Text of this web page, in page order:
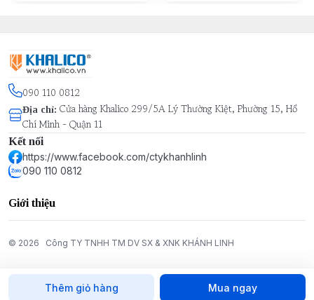
Thêm giỏ hàng Mua ngay
090 110 0812
Địa chỉ: Cửa hàng Khalico 299/5A Lý Thường Kiệt, Phường 15, Hồ
Chí Minh - Quận 11
Kết nối
https://www.facebook.com/ctykhanhlinh
090 110 0812
Giới thiệu
© 2026 Công TY TNHH TM DV SX & XNK KHÁNH LINH